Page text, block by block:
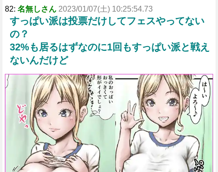
82: 名無しさん 2023/01/07(土) 10:25:54.73
すっぱい派は投票だけしてフェスやってない
の？
32%も居るはずなのに1回もすっぱい派と戦え
ないんだけど